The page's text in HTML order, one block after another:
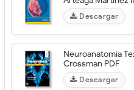
Descargar
Neuroanatomía
Crossman PDF
Descargar